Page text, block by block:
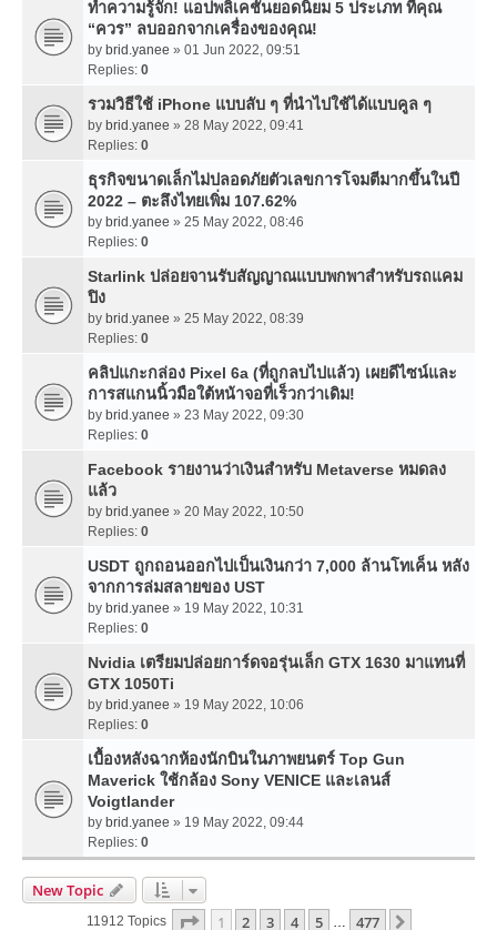
ทำความรู้จัก! แอปพลิเคชั่นยอดนิยม 5 ประเภท ที่คุณ
“ควร” ลบออกจากเครื่องของคุณ!
by brid.yanee » 01 Jun 2022, 09:51
Replies: 0
รวมวิธีใช้ iPhone แบบลับ ๆ ที่นำไปใช้ได้แบบคูล ๆ
by brid.yanee » 28 May 2022, 09:41
Replies: 0
ธุรกิจขนาดเล็กไม่ปลอดภัยตัวเลขการโจมตีมากขึ้นในปี
2022 – ตะลึงไทยเพิ่ม 107.62%
by brid.yanee » 25 May 2022, 08:46
Replies: 0
Starlink ปล่อยจานรับสัญญาณแบบพกพาสำหรับรถแคม
ปิง
by brid.yanee » 25 May 2022, 08:39
Replies: 0
คลิปแกะกล่อง Pixel 6a (ที่ถูกลบไปแล้ว) เผยดีไซน์และ
การสแกนนิ้วมือใต้หน้าจอที่เร็วกว่าเดิม!
by brid.yanee » 23 May 2022, 09:30
Replies: 0
Facebook รายงานว่าเงินสำหรับ Metaverse หมดลง
แล้ว
by brid.yanee » 20 May 2022, 10:50
Replies: 0
USDT ถูกถอนออกไปเป็นเงินกว่า 7,000 ล้านโทเค็น หลัง
จากการล่มสลายของ UST
by brid.yanee » 19 May 2022, 10:31
Replies: 0
Nvidia เตรียมปล่อยการ์ดจอรุ่นเล็ก GTX 1630 มาแทนที่
GTX 1050Ti
by brid.yanee » 19 May 2022, 10:06
Replies: 0
เบื้องหลังฉากห้องนักบินในภาพยนตร์ Top Gun
Maverick ใช้กล้อง Sony VENICE และเลนส์
Voigtlander
by brid.yanee » 19 May 2022, 09:44
Replies: 0
New Topic
11912 Topics Page 1Of477
1 2 3 4 5 … 477